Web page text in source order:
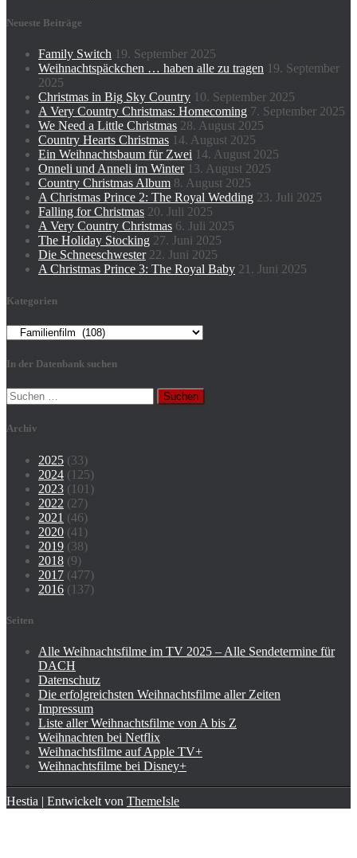
Neueste Beiträge
Family Switch 19. September 2025
Weihnachtspäckchen … haben alle zu tragen 19. September
2025
Christmas in Big Sky Country 10. September 2025
A Very Country Christmas: Homecoming 7. September 2025
We Need a Little Christmas 28. August 2025
Country Hearts Christmas 14. August 2025
Ein Weihnachtsbaum für Zwei 14. August 2025
Onneli und Anneli im Winter 13. August 2025
Country Christmas Album 8. August 2025
A Christmas Prince 2: The Royal Wedding 23. Juli 2025
Falling for Christmas 20. Juli 2025
A Very Country Christmas 6. Juli 2025
The Holiday Stocking 27. Juni 2025
Die Schneeschwester 22. Juni 2025
A Christmas Prince 3: The Royal Baby 21. Juni 2025
Kategorien
Kategorien
In der Datenbank suchen
Suchen
nach:
Archiv
2025 (33)
2024 (125)
2023 (101)
2022 (27)
2021 (46)
2020 (41)
2019 (38)
2018 (9)
2017 (477)
2016 (137)
Seiten
Alle Weihnachtsfilme im TV 2025 – Alle Sendetermine für
DACH
Datenschutz
Die erfolgreichsten Weihnachtsfilme aller Zeiten
Impressum
Liste aller Weihnachtsfilme von A bis Z
Weihnachten bei Netflix
Weihnachtsfilme auf Apple TV+
Weihnachtsfilme bei Disney+
Hestia | Entwickelt von ThemeIsle